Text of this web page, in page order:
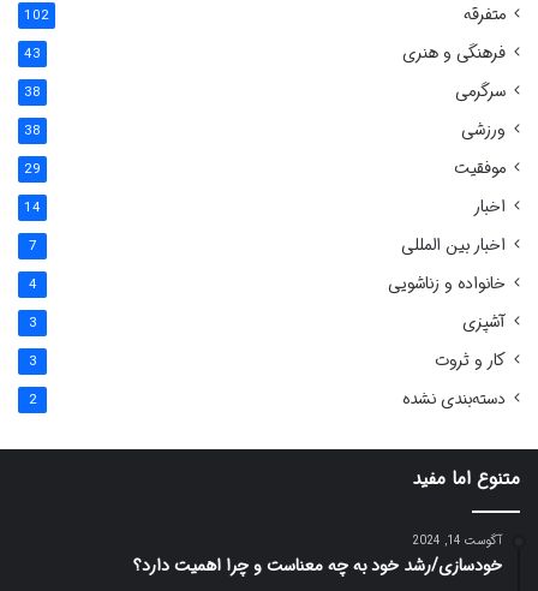
متفرقه 102
فرهنگی و هنری 43
سرگرمی 38
ورزشی 38
موفقیت 29
اخبار 14
اخبار بین المللی 7
خانواده و زناشویی 4
آشپزی 3
کار و ثروت 3
دسته‌بندی نشده 2
متنوع اما مفید
آگوست 14, 2024
خودسازی/رشد خود به چه معناست و چرا اهمیت دارد؟